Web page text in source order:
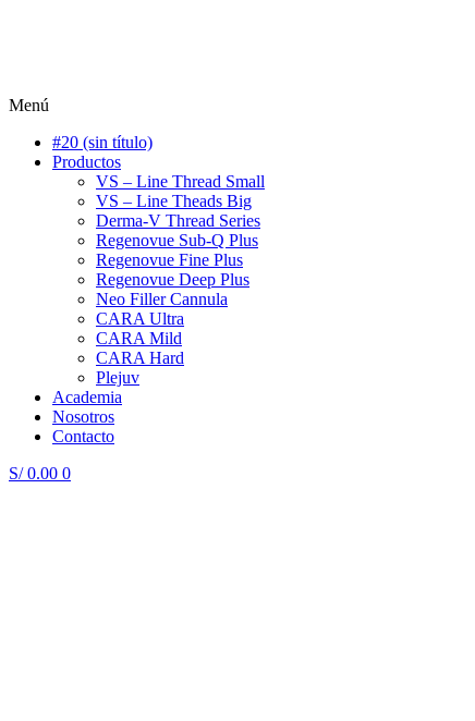
Menú
#20 (sin título)
Productos
VS – Line Thread Small
VS – Line Theads Big
Derma-V Thread Series
Regenovue Sub-Q Plus
Regenovue Fine Plus
Regenovue Deep Plus
Neo Filler Cannula
CARA Ultra
CARA Mild
CARA Hard
Plejuv
Academia
Nosotros
Contacto
S/0.00 0